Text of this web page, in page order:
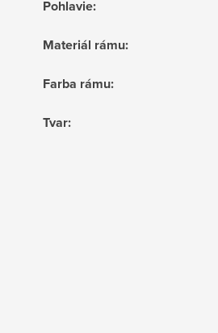
Pohlavie:
Materiál rámu:
Farba rámu:
Tvar: